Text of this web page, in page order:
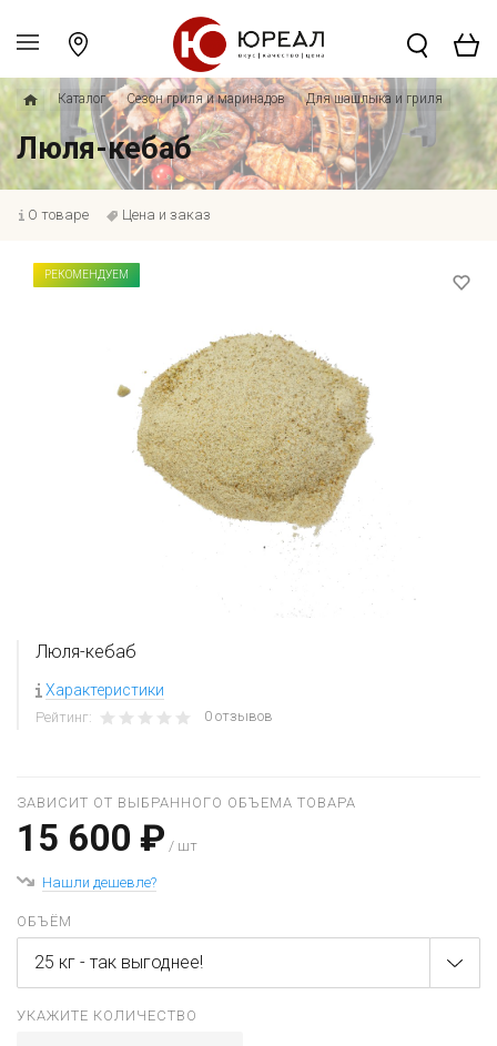
Каталог Сезон гриля и маринадов Для шашлыка и гриля
Люля-кебаб
О товаре Цена и заказ
РЕКОМЕНДУЕМ
Люля-кебаб
Характеристики
Рейтинг: 0 отзывов
ЗАВИСИТ ОТ ВЫБРАННОГО ОБЪЕМА ТОВАРА
15 600 ₽ / шт
Нашли дешевле?
ОБЪЁМ
25 кг - так выгоднее!
УКАЖИТЕ КОЛИЧЕСТВО